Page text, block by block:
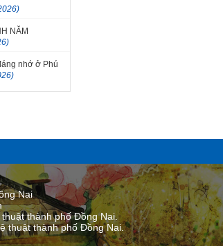
NĂM
nhớ ở Phú
Nai
thành phố Đồng Nai.
thuật thành phố ​Đồng Nai.